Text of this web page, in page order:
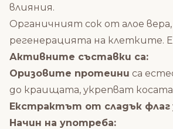
влияния.
Органичният сок от алое
регенерацията на клетките.
Активните съставки са:
Оризовите протеини са
до краищата, укрепват
Екстрактът от сладък флаг
Начин на употреба: